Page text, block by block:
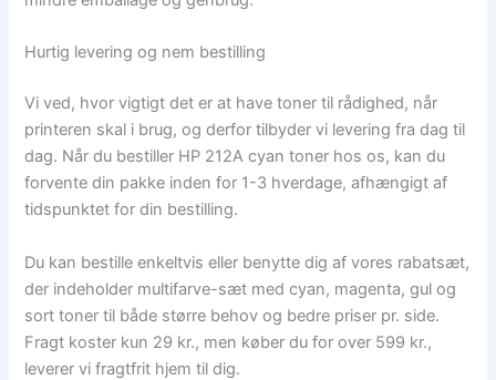
Hurtig levering og nem bestilling
Vi ved, hvor vigtigt det er at have toner til rådighed, når
printeren skal i brug, og derfor tilbyder vi levering fra dag til
dag. Når du bestiller HP 212A cyan toner hos os, kan du
forvente din pakke inden for 1-3 hverdage, afhængigt af
tidspunktet for din bestilling.
Du kan bestille enkeltvis eller benytte dig af vores rabatsæt,
der indeholder multifarve-sæt med cyan, magenta, gul og
sort toner til både større behov og bedre priser pr. side.
Fragt koster kun 29 kr., men køber du for over 599 kr.,
leverer vi fragtfrit hjem til dig.